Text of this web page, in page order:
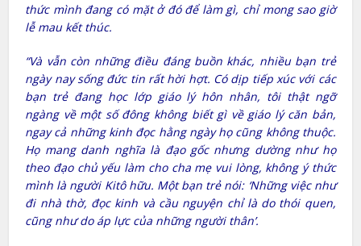
thức mình đang có mặt ở đó để làm gì, chỉ mong sao giờ
lễ mau kết thúc.
“Và vẫn còn những điều đáng buồn khác, nhiều bạn trẻ
ngày nay sống đức tin rất hời hợt. Có dịp tiếp xúc với các
bạn trẻ đang học lớp giáo lý hôn nhân, tôi thật ngỡ
ngàng về một số đông không biết gì về giáo lý căn bản,
ngay cả những kinh đọc hằng ngày họ cũng không thuộc.
Họ mang danh nghĩa là đạo gốc nhưng dường như họ
theo đạo chủ yếu làm cho cha mẹ vui lòng, không ý thức
mình là người Kitô hữu. Một bạn trẻ nói: ‘Những việc như
đi nhà thờ, đọc kinh và cầu nguyện chỉ là do thói quen,
cũng như do áp lực của những người thân’.